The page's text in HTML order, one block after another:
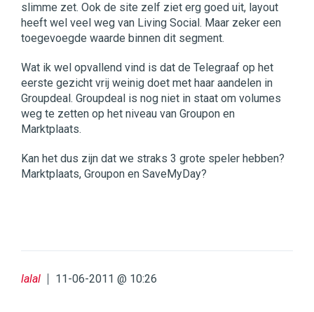
slimme zet. Ook de site zelf ziet erg goed uit, layout
heeft wel veel weg van Living Social. Maar zeker een
toegevoegde waarde binnen dit segment.
Wat ik wel opvallend vind is dat de Telegraaf op het
eerste gezicht vrij weinig doet met haar aandelen in
Groupdeal. Groupdeal is nog niet in staat om volumes
weg te zetten op het niveau van Groupon en
Marktplaats.
Kan het dus zijn dat we straks 3 grote speler hebben?
Marktplaats, Groupon en SaveMyDay?
lalal 11-06-2011 @ 10:26